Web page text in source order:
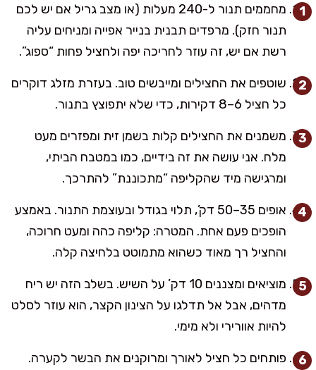
מחממים תנור ל-240 מעלות (או מצב גריל אם יש לכם
תנור חזק). מרפדים תבנית בנייר אפייה ומניחים עליה
רשת אם יש, זה עוזר לחריכה יפה ולחציל פחות “ספוג”.
שוטפים את החצילים ומייבשים טוב. בעזרת מזלג דוקרים
כל חציל 6–8 דקירות, כדי שלא יתפוצץ בתנור.
משמנים את החצילים קלות בשמן זית ומפזרים מעט
מלח. אני עושה את זה בידיים, כמו במטבח הביתי,
ומרגישה מיד שהקליפה “מתכוננת” להתרכך.
אופים 35–50 דק’, תלוי בגודל ובעוצמת התנור. באמצע
הופכים פעם אחת. המטרה: קליפה כהה ומעט חרוכה,
והחציל רך מאוד כשהוא מתמוטט בלחיצה קלה.
מוציאים ומצננים 10 דק’ על השיש. בשלב הזה יש ריח
מדהים, אבל אל תדלגו על הצינון הקצר, הוא עוזר לסלט
להיות אוורירי ולא מימי.
פותחים כל חציל לאורך ומרוקנים את הבשר לקערה.